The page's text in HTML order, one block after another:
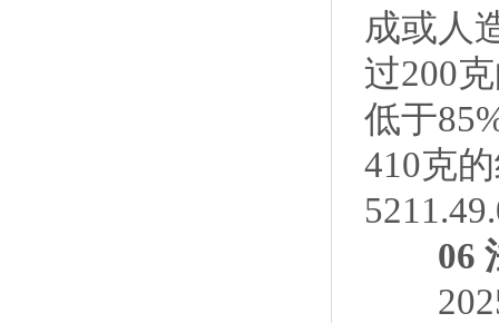
成或人
过200
低于
410克
06 法
2025